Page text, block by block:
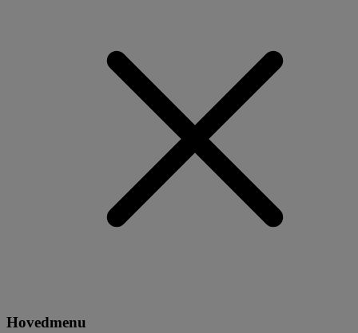
Hovedmenu